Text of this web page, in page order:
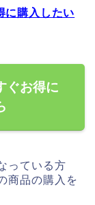
に購入したい
ぐお得に
っている方
商品の購入を